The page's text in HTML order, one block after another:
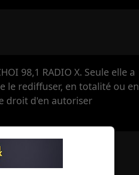
98,1 RADIO X. Seule elle a
le rediffuser, en totalité ou en
droit d'en autoriser